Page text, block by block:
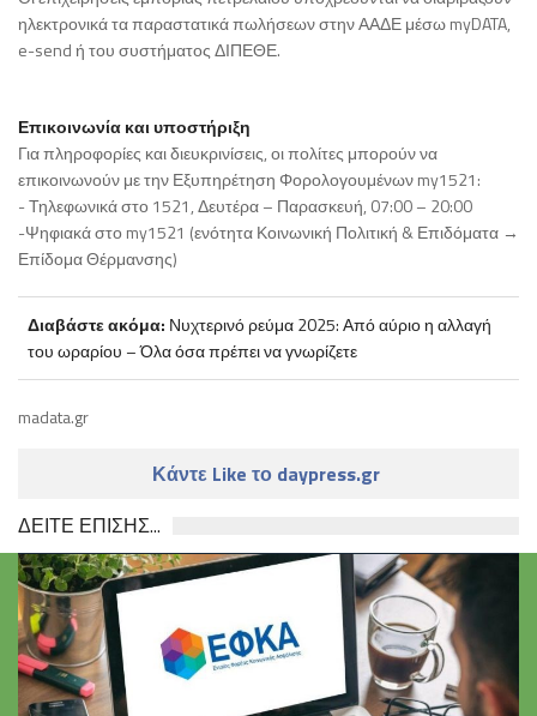
ηλεκτρονικά τα παραστατικά πωλήσεων στην ΑΑΔΕ μέσω myDATA,
e-send ή του συστήματος ΔΙΠΕΘΕ.
Επικοινωνία και υποστήριξη
Για πληροφορίες και διευκρινίσεις, οι πολίτες μπορούν να
επικοινωνούν με την Εξυπηρέτηση Φορολογουμένων my1521:
- Τηλεφωνικά στο 1521, Δευτέρα – Παρασκευή, 07:00 – 20:00
-Ψηφιακά στο my1521 (ενότητα Κοινωνική Πολιτική & Επιδόματα →
Επίδομα Θέρμανσης)
Διαβάστε ακόμα: Νυχτερινό ρεύμα 2025: Από αύριο η αλλαγή
του ωραρίου – Όλα όσα πρέπει να γνωρίζετε
madata.gr
Κάντε Like το daypress.gr
ΔΕΙΤΕ ΕΠΙΣΗΣ...